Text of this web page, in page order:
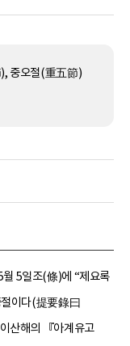
중오절(重五節)
5일조(條)에 “제요록
이다(提要錄曰
산해의 『아계유고